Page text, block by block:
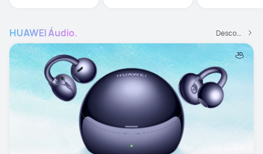
HUAWEI Áudio. Descobrir Mais